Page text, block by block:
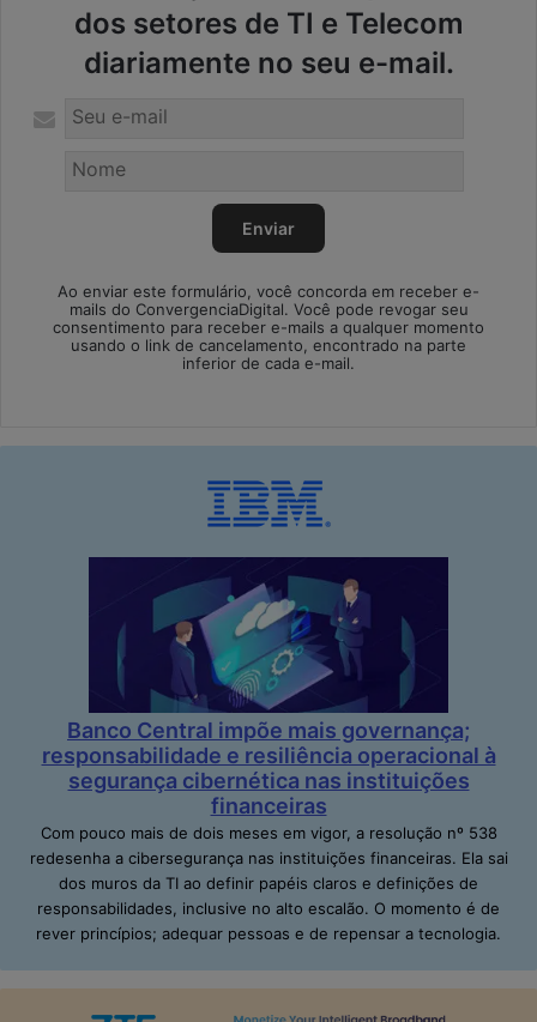
dos setores de TI e Telecom
diariamente no seu e-mail.
Ao enviar este formulário, você concorda em receber e-
mails do ConvergenciaDigital. Você pode revogar seu
consentimento para receber e-mails a qualquer momento
usando o link de cancelamento, encontrado na parte
inferior de cada e-mail.
Banco Central impõe mais governança;
responsabilidade e resiliência operacional à
segurança cibernética nas instituições
financeiras
Com pouco mais de dois meses em vigor, a resolução nº 538
redesenha a cibersegurança nas instituições financeiras. Ela sai
dos muros da TI ao definir papéis claros e definições de
responsabilidades, inclusive no alto escalão. O momento é de
rever princípios; adequar pessoas e de repensar a tecnologia.